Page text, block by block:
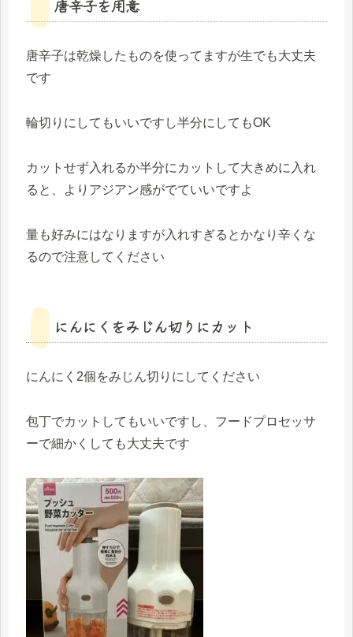
唐辛子を用意
唐辛子は乾燥したものを使ってますが生でも大丈夫
です
輪切りにしてもいいですし半分にしてもOK
カットせず入れるか半分にカットして大きめに入れ
ると、よりアジアン感がでていいですよ
量も好みにはなりますが入れすぎるとかなり辛くな
るので注意してください
にんにくをみじん切りにカット
にんにく2個をみじん切りにしてください
包丁でカットしてもいいですし、フードプロセッサ
ーで細かくしても大丈夫です